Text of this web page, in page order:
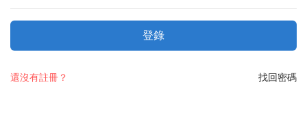
登錄
找回密碼
還沒有註冊？